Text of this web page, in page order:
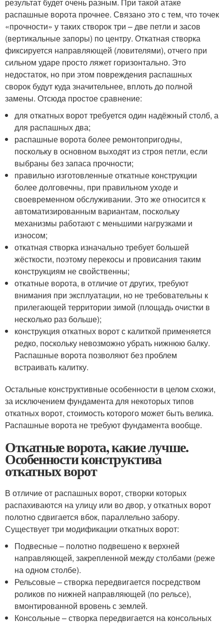
распашные ворота прочнее. Связано это с тем, что точек
«прочности» у таких створок три – две петли и засов
(вертикальные запоры) по центру. Откатная створка
фиксируется направляющей (ловителями), отчего при
сильном ударе просто ляжет горизонтально. Это
недостаток, но при этом повреждения распашных
сворок будут куда значительнее, вплоть до полной
замены. Отсюда простое сравнение:
для откатных ворот требуется один надёжный столб, а
для распашных два;
распашные ворота более ремонтопригодны,
поскольку в основном выходят из строя петли, если
выбраны без запаса прочности;
правильно изготовленные откатные конструкции
более долговечны, при правильном уходе и
своевременном обслуживании. Это же относится к
автоматизированным вариантам, поскольку
механизмы работают с меньшими нагрузками и
износом;
откатная створка изначально требует большей
жёсткости, поэтому перекосы и провисания таким
конструкциям не свойственны;
откатные ворота, в отличие от других, требуют
внимания при эксплуатации, но не требовательны к
прилегающей территории зимой (площадь очистки в
несколько раз больше);
конструкция откатных ворот с калиткой применяется
редко, поскольку невозможно убрать нижнюю балку.
Распашные ворота позволяют без проблем
встраивать калитку.
Остальные конструктивные особенности в целом схожи,
за исключением фундамента для некоторых типов
откатных ворот, стоимость которого может быть велика.
Распашные ворота не требуют фундамента вообще.
Откатные ворота, какие лучше.
Особенности конструктива
откатных ворот
В отличие от распашных ворот, створки которых
распахиваются на улицу или во двор, у откатных ворот
полотно сдвигается вбок, параллельно забору.
Существует три модификации откатных ворот:
Подвесные – полотно подвешено к верхней
направляющей, закрепленной между столбами (реже
на одном столбе).
Рельсовые – створка передвигается посредством
роликов по нижней направляющей (по рельсе),
вмонтированной вровень с землей.
Консольные – створка передвигается на консольных